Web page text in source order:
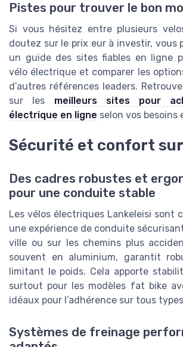
Pistes pour trouver le bon
Si vous hésitez entre plusieurs
doutez sur le prix eur à investir, vous
un guide des sites fiables en ligne
vélo électrique et comparer les
d’autres références leaders.
sur les meilleurs sites pour
électrique en ligne selon vos besoins
Sécurité et confort
Des cadres robustes et
pour une conduite stable
Les vélos électriques Lankeleisi sont
une expérience de conduite
ville ou sur les chemins plus
souvent en aluminium, garantit
limitant le poids. Cela apporte
surtout pour les modèles fat bike
idéaux pour l’adhérence sur tous
Systèmes de freinage